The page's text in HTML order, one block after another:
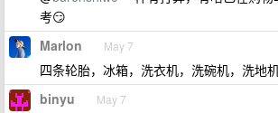
考😏
Marlon May 7
四条轮胎，冰箱，洗衣机，洗碗机，洗地机
binyu May 7